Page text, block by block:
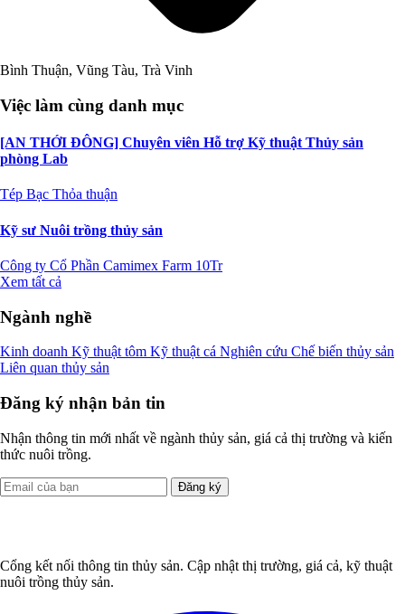
Bình Thuận, Vũng Tàu, Trà Vinh
Việc làm cùng danh mục
[AN THỚI ĐÔNG] Chuyên viên Hỗ trợ Kỹ thuật Thủy sản
phòng Lab
Tép Bạc Thỏa thuận
Kỹ sư Nuôi trồng thủy sản
Công ty Cổ Phần Camimex Farm 10Tr
Xem tất cả
Ngành nghề
Kinh doanh Kỹ thuật tôm Kỹ thuật cá Nghiên cứu Chế biến thủy sản
Liên quan thủy sản
Đăng ký nhận bản tin
Nhận thông tin mới nhất về ngành thủy sản, giá cả thị trường và kiến
thức nuôi trồng.
Đăng ký
Cổng kết nối thông tin thủy sản. Cập nhật thị trường, giá cả, kỹ thuật
nuôi trồng thủy sản.